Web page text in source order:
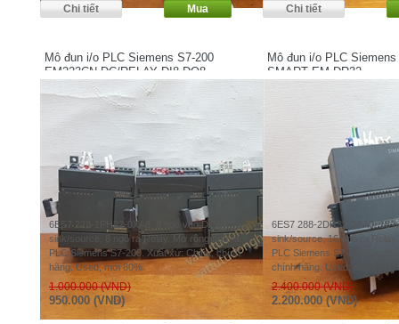
Mô đun i/o PLC Siemens S7-200
EM223CN DC/RELAY DI8 DO8
6ES7 223-1PH22-0XA8. 8 ngõ vào DC
sink/source, 8 ngõ ra Relay. Mở rộng ngõ ra
PLC Siemens S7-200. Xuất xứ: China, chính
hãng. Used, mới 80%.
1.000.000 (VND)
950.000 (VND)
Mô đun i/o PLC Siemens
SMART EM DR32
6ES7 288-2DR32-0AA0. 16
sink/source, 16 ngõ ra
PLC Siemens S7-200
chính hãng. Used, mới 90%,
2.400.000 (VND)
2.200.000 (VND)